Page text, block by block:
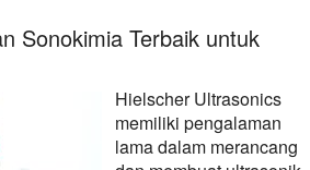
Sonokimia Terbaik untuk
Hielscher Ultrasonics
memiliki pengalaman
lama dalam merancang